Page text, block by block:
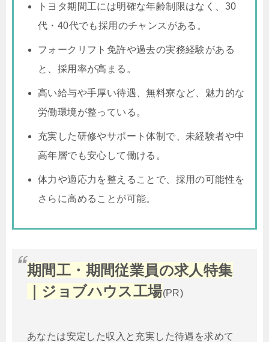
トヨタ期間工には明確な年齢制限はなく、30
代・40代でも採用のチャンスがある。
フォークリフト免許や過去の実務経験がある
と、採用率が高まる。
高い給与や手厚い待遇、無料寮など、魅力的な
労働環境が整っている。
充実した研修やサポート体制で、未経験者や中
高年層でも安心して働ける。
体力や適応力を整えることで、採用の可能性を
さらに高めることが可能。
期間工・期間従業員の求人特集
｜ジョブハウス工場(PR)
あなたは安定した収入と充実した待遇を求めて